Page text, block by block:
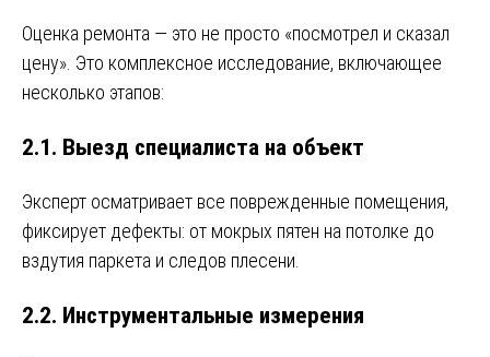
Оценка ремонта — это не просто «посмотрел и сказал
цену». Это комплексное исследование, включающее
несколько этапов:
2.1. Выезд специалиста на объект
Эксперт осматривает все поврежденные помещения,
фиксирует дефекты: от мокрых пятен на потолке до
вздутия паркета и следов плесени.
2.2. Инструментальные измерения